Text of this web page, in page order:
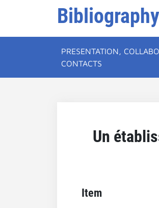
PRESENTATION,
CONTACTS
Un
Item